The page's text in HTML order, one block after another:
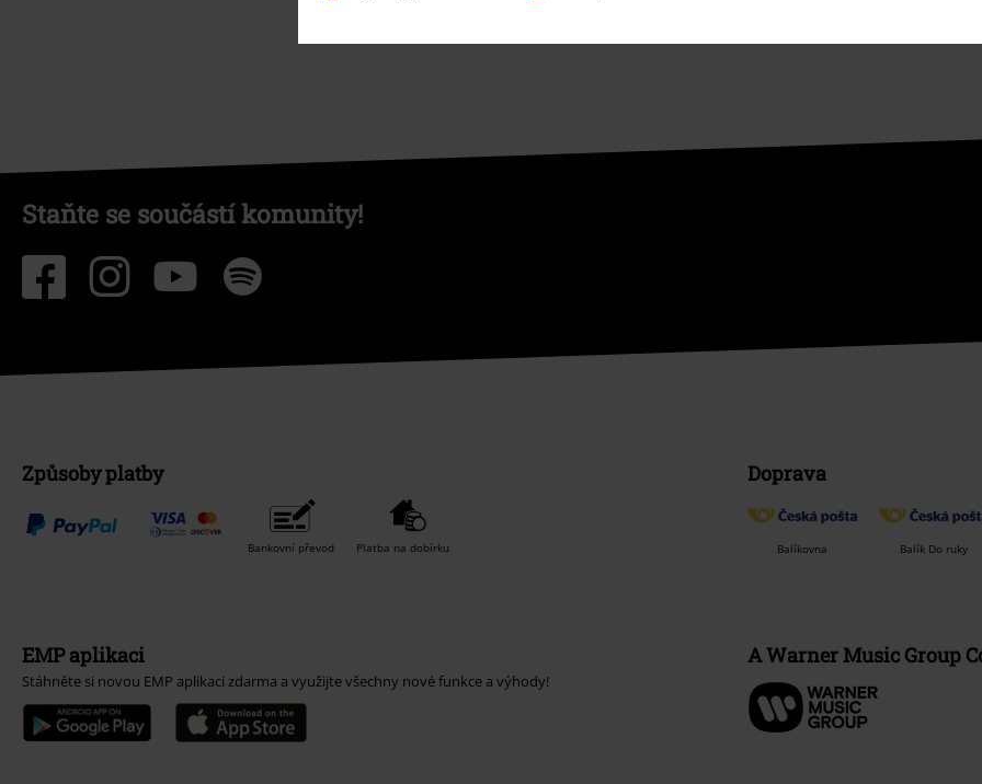
Staňte se součástí komunity!
Způsoby platby
Bankovní převod Platba na dobírku
Doprava
Balíkovna Balík Do ruky
EMP aplikaci
Stáhněte si novou EMP aplikaci zdarma a využijte všechny nové funkce a výhody!
A Warner Music Group